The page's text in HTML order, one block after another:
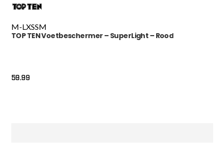
M-LXSSM
TOP TEN Voetbeschermer – SuperLight – Rood
59.99